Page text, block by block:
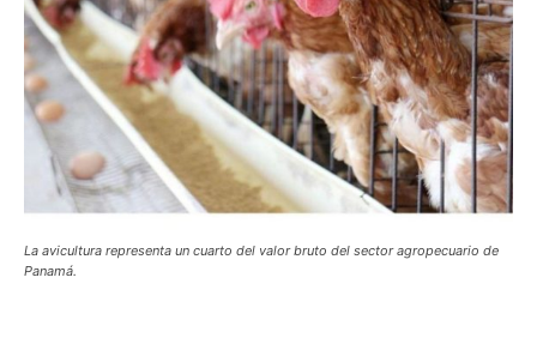
La avicultura representa un cuarto del valor bruto del sector agropecuario de
Panamá.